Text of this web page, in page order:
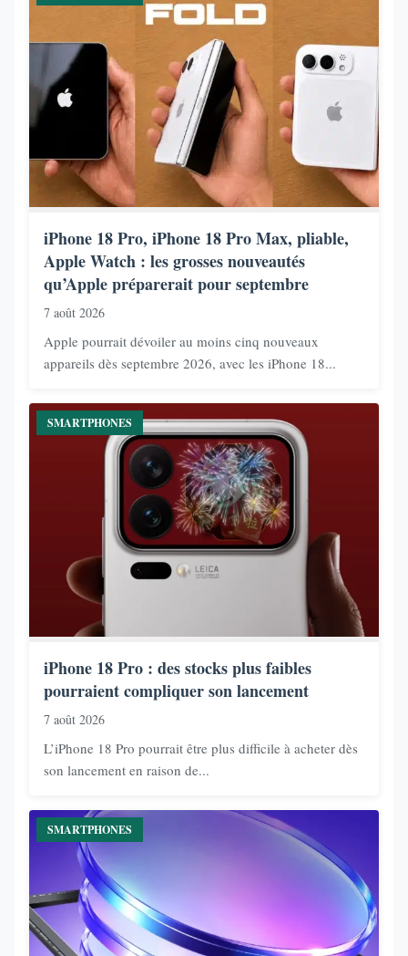
iPhone 18 Pro, iPhone 18 Pro Max, pliable,
Apple Watch : les grosses nouveautés
qu’Apple préparerait pour septembre
7 août 2026
Apple pourrait dévoiler au moins cinq nouveaux
appareils dès septembre 2026, avec les iPhone 18...
SMARTPHONES
iPhone 18 Pro : des stocks plus faibles
pourraient compliquer son lancement
7 août 2026
L’iPhone 18 Pro pourrait être plus difficile à acheter dès
son lancement en raison de...
SMARTPHONES